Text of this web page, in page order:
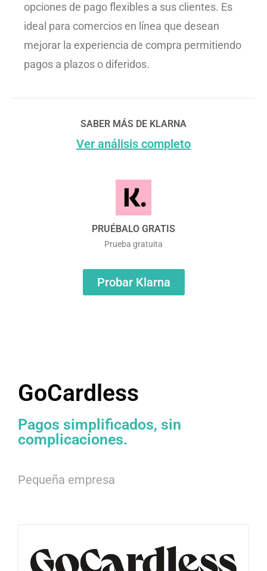
opciones de pago flexibles a sus clientes. Es
ideal para comercios en línea que desean
mejorar la experiencia de compra permitiendo
pagos a plazos o diferidos.
SABER MÁS DE KLARNA
Ver análisis completo
PRUÉBALO GRATIS
Prueba gratuita
Probar Klarna
GoCardless
Pagos simplificados, sin
complicaciones.
Pequeña empresa